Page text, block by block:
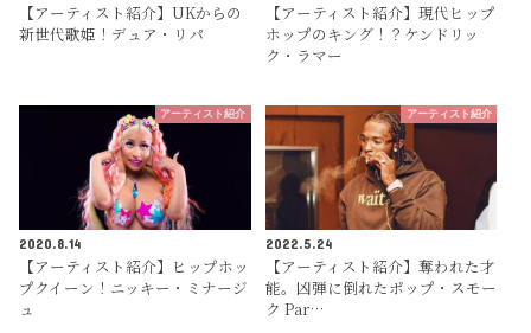
【アーティスト紹介】UKからの
新世代歌姫！デュア・リパ
【アーティスト紹介】現代ヒップ
ホップのキング！？ケンドリッ
ク・ラマー
アーティスト紹介
2020.8.14
【アーティスト紹介】ヒップホッ
プクイーン！ニッキー・ミナージ
ュ
アーティスト紹介
2022.5.24
【アーティスト紹介】奪われた才
能。凶弾に倒れたポップ・スモー
ク Par…